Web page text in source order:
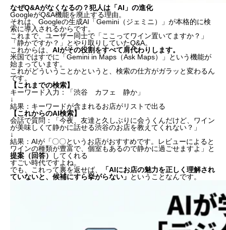
なぜQ&Aがなくなるの？犯人は「AI」の進化
GoogleがQ&A機能を廃止する理由。
それは、Googleの生成AI「Gemini（ジェミニ）」が本格的に検
索に導入されるからです。
これまで、ユーザー同士で「ここってワイン置いてますか？」
「静かですか？」とやり取りしていたQ&A。
これからは、 AIがその役割をすべて肩代わりします。
米国ではすでに「Gemini in Maps（Ask Maps）」という機能が
始まっています。
これがどういうことかというと、検索の仕方がガラッと変わるん
です。
【これまでの検索】
キーワード入力：「渋谷 カフェ 静か」
↓
結果：キーワードが含まれるお店がリストで出る
【これからのAI検索】
会話で質問：「今夜、友達と久しぶりに会うくんだけど、ワイン
が美味しくて静かに話せる渋谷のお店を教えてくれない？」
↓
結果：AIが「〇〇というお店がおすすめです。レビューによると
ワインの種類が豊富で、個室もあるので静かに過ごせますよ」と
提案（回答）
してくれる
すごい時代ですよね。
でも、これって裏を返せば、
「AIにお店の魅力を正しく理解され
ていないと、候補にすら挙がらない」 ということなんです。